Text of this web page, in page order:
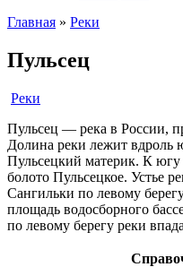
Главная » Реки
Пульсец
Реки
Пульсец — река в России,
Долина реки лежит
Пульсецкий материк. К
болото Пульсецкое. Устье
Сангильки по левому
площадь водосборного
по левому берегу реки